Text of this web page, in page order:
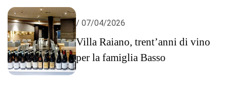
/ 07/04/2026
Villa Raiano, trent’anni di vino
per la famiglia Basso